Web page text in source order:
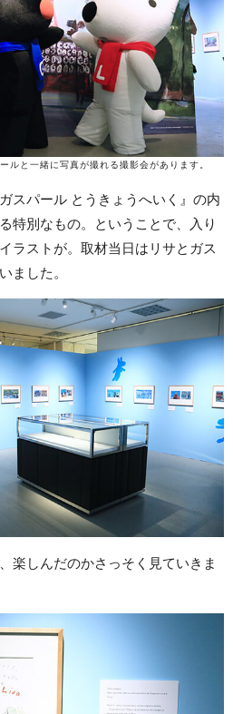
ルと一緒に写真が撮れる撮影会があります。
スパール とうきょうへいく』の内
特別なもの。ということで、入り
ラストが。取材当日はリサとガス
ました。
楽しんだのかさっそく見ていきま